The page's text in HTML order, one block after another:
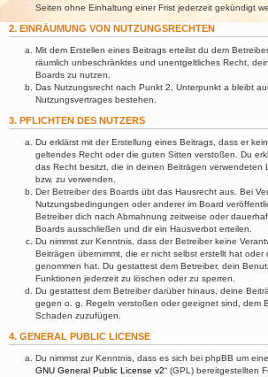
Seiten ohne Einhaltung einer Frist jederzeit gekündigt
2. EINRÄUMUNG VON NUTZUNGSRECHTEN
Mit dem Erstellen eines Beitrags erteilst du dem
räumlich unbeschränktes und unentgeltliches Recht,
Boards zu nutzen.
Das Nutzungsrecht nach Punkt 2, Unterpunkt a bleibt
Nutzungsvertrages bestehen.
3. PFLICHTEN DES NUTZERS
Du erklärst mit der Erstellung eines Beitrags, dass er
geltendes Recht oder die guten Sitten verstoßen. Du
das Recht besitzt, die in deinen Beiträgen verwendeten
bzw. zu verwenden.
Der Betreiber des Boards übt das Hausrecht aus. Bei
Nutzungsbedingungen oder anderer im Board
Betreiber dich nach Abmahnung zeitweise oder
Boards ausschließen und dir ein Hausverbot erteilen.
Du nimmst zur Kenntnis, dass der Betreiber keine
Beiträgen übernimmt, die er nicht selbst erstellt hat oder
genommen hat. Du gestattest dem Betreiber, dein
Funktionen jederzeit zu löschen oder zu sperren.
Du gestattest dem Betreiber darüber hinaus, deine
gegen o. g. Regeln verstoßen oder geeignet sind, dem
Schaden zuzufügen.
4. GENERAL PUBLIC LICENSE
Du nimmst zur Kenntnis, dass es sich bei phpBB um eine
GNU General Public License v2“ (GPL) bereitgestellten